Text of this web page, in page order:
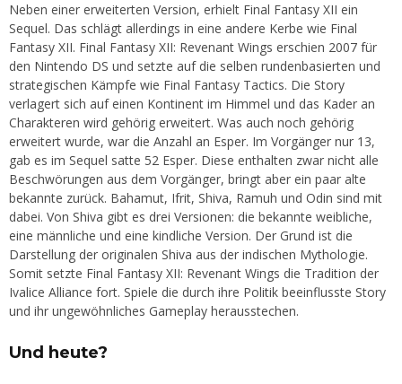
Neben einer erweiterten Version, erhielt Final Fantasy XII ein
Sequel. Das schlägt allerdings in eine andere Kerbe wie Final
Fantasy XII. Final Fantasy XII: Revenant Wings erschien 2007 für
den Nintendo DS und setzte auf die selben rundenbasierten und
strategischen Kämpfe wie Final Fantasy Tactics. Die Story
verlagert sich auf einen Kontinent im Himmel und das Kader an
Charakteren wird gehörig erweitert. Was auch noch gehörig
erweitert wurde, war die Anzahl an Esper. Im Vorgänger nur 13,
gab es im Sequel satte 52 Esper. Diese enthalten zwar nicht alle
Beschwörungen aus dem Vorgänger, bringt aber ein paar alte
bekannte zurück. Bahamut, Ifrit, Shiva, Ramuh und Odin sind mit
dabei. Von Shiva gibt es drei Versionen: die bekannte weibliche,
eine männliche und eine kindliche Version. Der Grund ist die
Darstellung der originalen Shiva aus der indischen Mythologie.
Somit setzte Final Fantasy XII: Revenant Wings die Tradition der
Ivalice Alliance fort. Spiele die durch ihre Politik beeinflusste Story
und ihr ungewöhnliches Gameplay herausstechen.
Und heute?